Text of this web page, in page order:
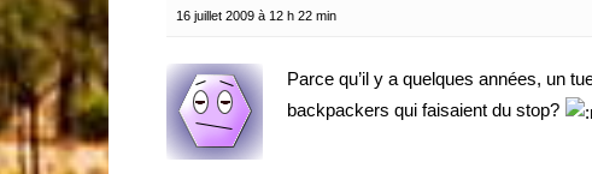
16 juillet 2009 à 12 h 22 min
Parce qu’il y a quelques années, un
backpackers qui faisaient du stop?